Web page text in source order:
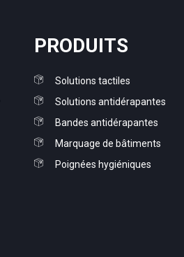
PRODUITS
Solutions tactiles
Solutions antidérapantes
Bandes antidérapantes
Marquage de bâtiments
Poignées hygiéniques